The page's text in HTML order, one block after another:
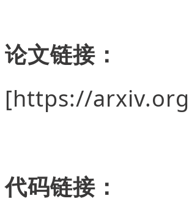
论文链接：
[https://
代码链接：